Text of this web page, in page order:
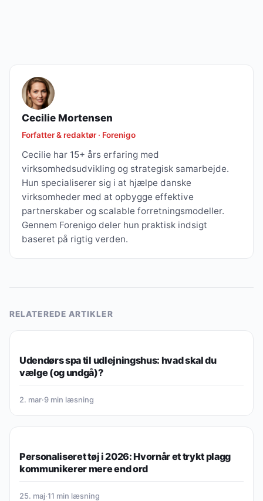
Cecilie Mortensen
Forfatter & redaktør · Forenigo
Cecilie har 15+ års erfaring med
virksomhedsudvikling og strategisk samarbejde.
Hun specialiserer sig i at hjælpe danske
virksomheder med at opbygge effektive
partnerskaber og scalable forretningsmodeller.
Gennem Forenigo deler hun praktisk indsigt
baseret på rigtig verden.
RELATEREDE ARTIKLER
Udendørs spa til udlejningshus: hvad skal du
vælge (og undgå)?
2. mar·9 min læsning
Personaliseret tøj i 2026: Hvornår et trykt plagg
kommunikerer mere end ord
25. maj·11 min læsning